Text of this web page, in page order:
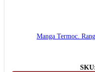
Manga Termoc.